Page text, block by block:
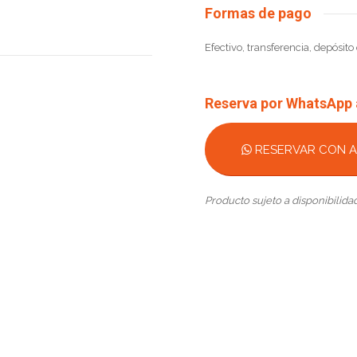
Formas de pago
Efectivo, transferencia,
Reserva por WhatsApp
RESERVAR CON
Producto sujeto a